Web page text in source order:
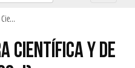
...
CIENTÍFICA Y DE